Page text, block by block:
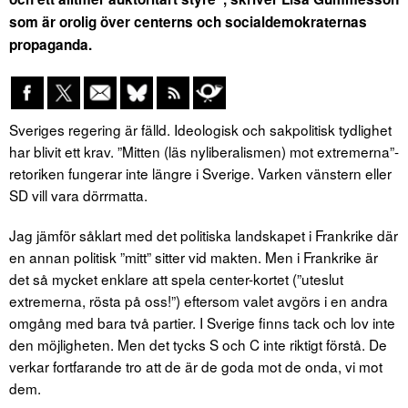
som är orolig över centerns och socialdemokraternas
propaganda.
Sveriges regering är fälld. Ideologisk och sakpolitisk tydlighet
har blivit ett krav. ”Mitten (läs nyliberalismen) mot extremerna”-
retoriken fungerar inte längre i Sverige. Varken vänstern eller
SD vill vara dörrmatta.
Jag jämför såklart med det politiska landskapet i Frankrike där
en annan politisk ”mitt” sitter vid makten. Men i Frankrike är
det så mycket enklare att spela center-kortet (”uteslut
extremerna, rösta på oss!”) eftersom valet avgörs i en andra
omgång med bara två partier. I Sverige finns tack och lov inte
den möjligheten. Men det tycks S och C inte riktigt förstå. De
verkar fortfarande tro att de är de goda mot de onda, vi mot
dem.